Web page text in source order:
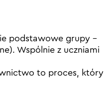
podstawowe grupy –
Wspólnie z uczniami
to proces, który